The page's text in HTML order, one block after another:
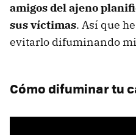
amigos del ajeno
sus víctimas. Así que
evitarlo difuminando
Cómo difuminar tu